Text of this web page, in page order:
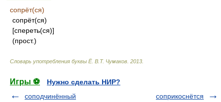
сопрёт(ся)
сопрёт(ся)
[спереть(ся)]
(прост.)
Словарь употребления буквы Ё. В.Т. Чумаков 2013
Игры ⚽
Нужно сделать НИР?
соподчинённый
соприкоснётся